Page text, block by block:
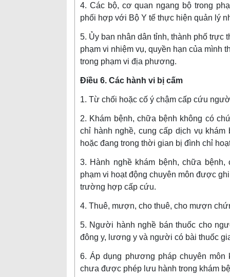
4. Các bộ, cơ quan ngang bộ trong
phối hợp với Bộ Y tế thực hiện quản lý
5. Ủy ban nhân dân tỉnh, thành phố trực
phạm vi nhiệm vụ, quyền hạn của mình
trong phạm vi địa phương.
Điều 6. Các hành vi bị cấm
1. Từ chối hoặc cố ý chậm cấp cứu
2. Khám bệnh, chữa bệnh không có
chỉ hành nghề, cung cấp dịch vụ
hoặc đang trong thời gian bị đình chỉ
3. Hành nghề khám bệnh, chữa
phạm vi hoạt động chuyên môn được
trường hợp cấp cứu.
4. Thuê, mượn, cho thuê, cho mượn
5. Người hành nghề bán thuốc cho
đông y, lương y và người có bài thuốc
6. Áp dụng phương pháp chuyên
chưa được phép lưu hành trong khám